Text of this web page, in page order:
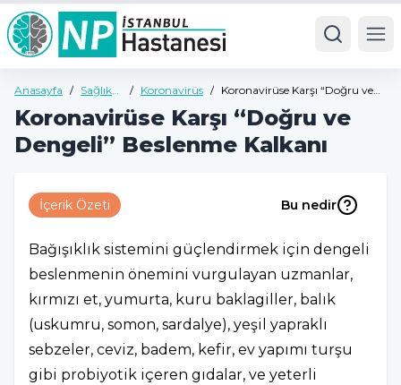
Anasayfa / Sağlık
/ Koronavirüs /
Koronavirüse Karşı “Doğru ve
Koronavirüse Karşı “Doğru ve
Dengeli” Beslenme Kalkanı
İçerik Özeti Bu nedir
Bağışıklık sistemini güçlendirmek için dengeli
beslenmenin önemini vurgulayan uzmanlar,
kırmızı et, yumurta, kuru baklagiller, balık
(uskumru, somon, sardalye), yeşil yapraklı
sebzeler, ceviz, badem, kefir, ev yapımı turşu
gibi probiyotik içeren gıdalar, ve yeterli